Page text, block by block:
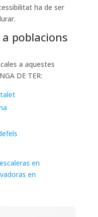
ha de ser
poblacions
a aquestes
DE TER:
en
en